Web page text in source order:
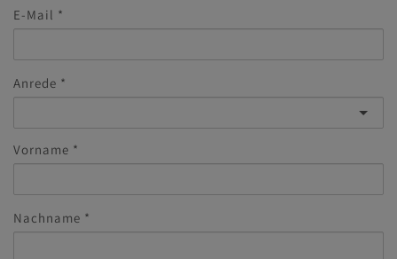
E-Mail
Anrede
Vorname
Nachname